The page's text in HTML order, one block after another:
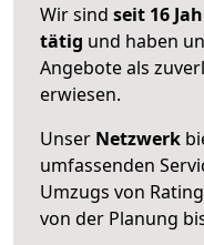
Wir sind seit 16
tätig und haben
Angebote als
erwiesen.
Unser Netzwerk
umfassenden
Umzugs von
von der Planung